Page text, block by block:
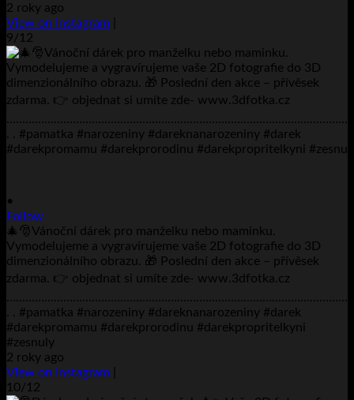
2 roky ago
View on Instagram
9/12
•
Follow
🎄🎅Vánoční dárek pro manželku nebo maminku.
Vymodelujeme a vygravírujeme vaše 2D fotografie do 3D
dimenzionálního obrazu. 🎁 Poslední den akce – přívěsek
zdarma. 👉 objednat si umíte zde- www.3dfotka.cz
. . #pamatka #narozeniny #dareknanarozeniny #darek
#darekpromamu #darekprorodinu #darekpropritelkyni
#zesnuly
2 roky ago
View on Instagram
10/12